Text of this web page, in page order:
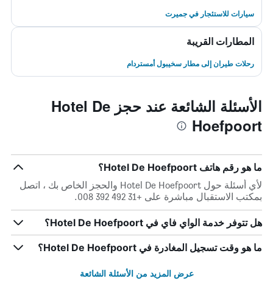
سيارات للاستئجار في جميرت
المطارات القريبة
رحلات طيران إلى مطار سخيبول أمستردام
الأسئلة الشائعة عند حجز Hotel De
Hoefpoort
ما هو رقم هاتف Hotel De Hoefpoort؟
لأي أسئلة حول Hotel De Hoefpoort والحجز الخاص بك ، اتصل
بمكتب الاستقبال مباشرة على +31 492 392 008.
هل تتوفر خدمة الواي فاي في Hotel De Hoefpoort؟
ما هو وقت تسجيل المغادرة في Hotel De Hoefpoort؟
عرض المزيد من الأسئلة الشائعة